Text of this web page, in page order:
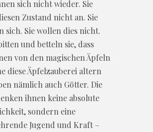
sich nicht wieder. Sie
Zustand nicht an. Sie
sich. Sie wollen dies nicht.
und betteln sie, dass
von den magischen Äpfeln
diese Äpfelzauberei altern
nämlich auch Götter. Die
ihnen keine absolute
sondern eine
Jugend und Kraft –